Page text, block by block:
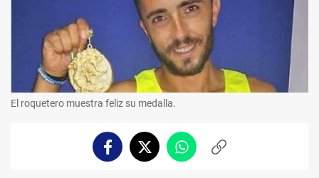
El roquetero muestra feliz su medalla.
FacebookTwitterWhatsappCopiar